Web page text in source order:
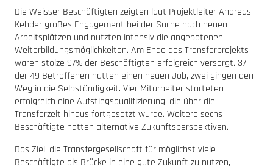
Die Weisser Beschäftigten zeigten laut Projektleiter Andreas
Kehder großes Engagement bei der Suche nach neuen
Arbeitsplätzen und nutzten intensiv die angebotenen
Weiterbildungsmöglichkeiten. Am Ende des Transferprojekts
waren stolze 97% der Beschäftigten erfolgreich versorgt. 37
der 49 Betroffenen hatten einen neuen Job, zwei gingen den
Weg in die Selbständigkeit. Vier Mitarbeiter starteten
erfolgreich eine Aufstiegsqualifizierung, die über die
Transferzeit hinaus fortgesetzt wurde. Weitere sechs
Beschäftigte hatten alternative Zukunftsperspektiven.
Das Ziel, die Transfergesellschaft für möglichst viele
Beschäftigte als Brücke in eine gute Zukunft zu nutzen,